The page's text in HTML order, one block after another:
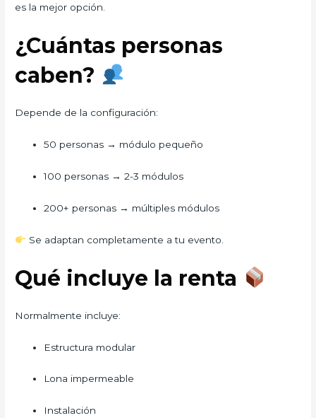
es la mejor opción.
¿Cuántas personas
caben?
Depende de la configuración:
50 personas → módulo pequeño
100 personas → 2-3 módulos
200+ personas → múltiples módulos
Se adaptan completamente a tu evento.
Qué incluye la renta
Normalmente incluye:
Estructura modular
Lona impermeable
Instalación